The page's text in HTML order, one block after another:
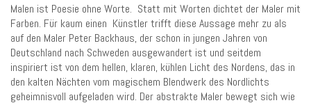
Malen ist Poesie ohne Worte. Statt mit Worten dichtet der Maler mit
Farben. Für kaum einen Künstler trifft diese Aussage mehr zu als
auf den Maler Peter Backhaus, der schon in jungen Jahren von
Deutschland nach Schweden ausgewandert ist und seitdem
inspiriert ist von dem hellen, klaren, kühlen Licht des Nordens, das in
den kalten Nächten vom magischem Blendwerk des Nordlichts
geheimnisvoll aufgeladen wird. Der abstrakte Maler bewegt sich wie